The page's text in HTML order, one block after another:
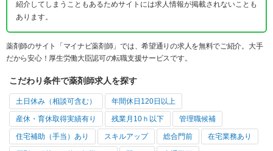
紹介してしまうこともあるためサイトには求人情報が掲載されないことも
あります。
薬剤師のサイト「マイナビ薬剤師」では、希望通りの求人を無料でご紹介。大手
だから安心！厚生労働大臣認可の転職支援サービスです。
こだわり条件で薬剤師求人を探す
土日休み（相談可含む） 年間休日120日以上
産休・育休取得実績有り 残業月10ｈ以下 管理職候補
住宅補助（手当）あり スキルアップ 総合門前 在宅業務あり